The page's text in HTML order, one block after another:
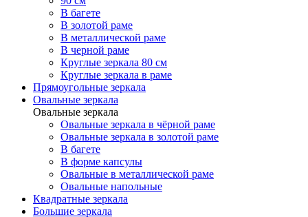
В багете
В золотой раме
В металлической раме
В черной раме
Круглые зеркала 80 см
Круглые зеркала в раме
Прямоугольные зеркала
Овальные зеркала
Овальные зеркала
Овальные зеркала в чёрной раме
Овальные зеркала в золотой раме
В багете
В форме капсулы
Овальные в металлической раме
Овальные напольные
Квадратные зеркала
Большие зеркала